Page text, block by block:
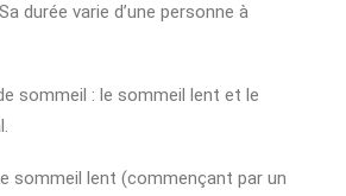
durée varie d’une personne à
sommeil : le sommeil lent et le
sommeil lent (commençant par un